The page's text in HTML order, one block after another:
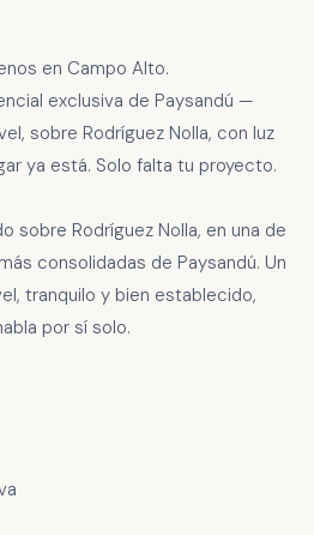
en Campo Alto.
exclusiva de Paysandú —
sobre Rodríguez Nolla, con luz
ya está. Solo falta tu proyecto.
sobre Rodríguez Nolla, en una de
consolidadas de Paysandú. Un
tranquilo y bien establecido,
por sí solo.